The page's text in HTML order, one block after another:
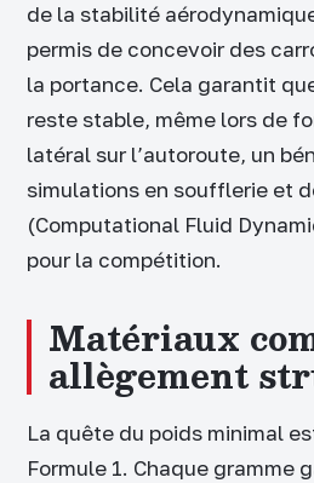
de la stabilité
permis de concevoir des
la portance. Cela garantit
reste stable, même lors de
latéral sur l’autoroute, un
simulations en soufflerie et
(Computational Fluid
pour la compétition.
Matériaux
allègement
La quête du poids minimal
Formule 1. Chaque gramme